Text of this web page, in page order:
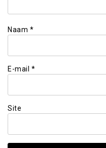
Naam *
E-mail *
Site